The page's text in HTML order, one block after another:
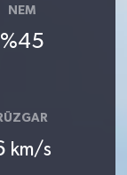
NEM
%45
km/s